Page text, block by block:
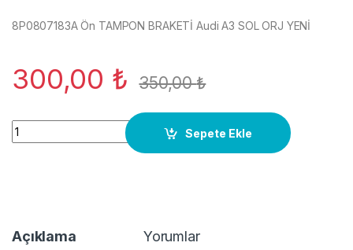
8P0807183A Ön TAMPON BRAKETİ Audi A3 SOL ORJ YENİ
300,00 ₺ 350,00₺
8P0807183A Ön TAMPON BRAKETİ Audi A3 SOL ORJ YENİ
Sepete Ekle
Açıklama Yorumlar